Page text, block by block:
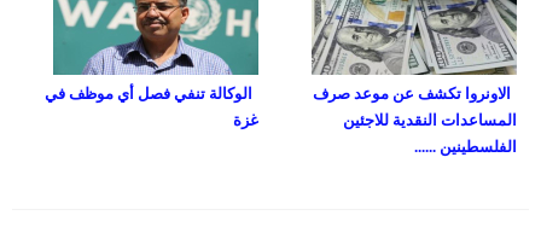
الوكالة تنفي فصل أي موظف في
غزة
الاونروا تكشف عن موعد صرف
المساعدات النقدية للاجئين
الفلسطينين ......